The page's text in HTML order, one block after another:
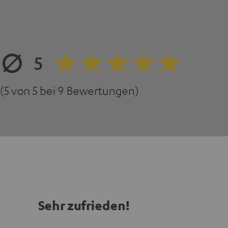
5
(5 von 5 bei 9 Bewertungen)
Sehr zufrieden!